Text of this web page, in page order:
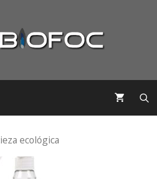
ecológica